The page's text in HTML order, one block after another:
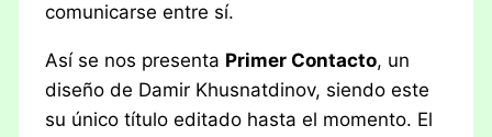
comunicarse entre sí.
Así se nos presenta Primer Contacto, un
diseño de Damir Khusnatdinov, siendo este
su único título editado hasta el momento. El